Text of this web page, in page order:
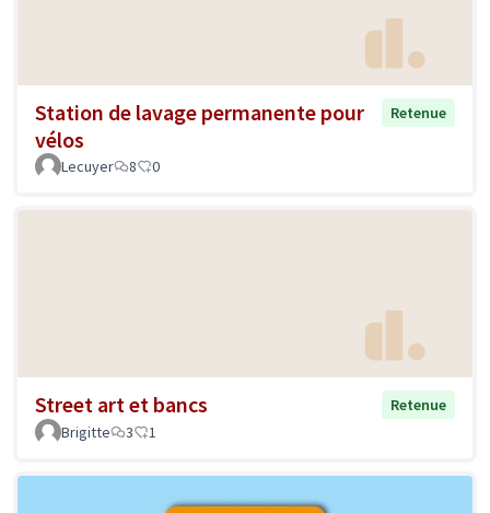
Station de lavage permanente pour
vélos
Retenue
Lecuyer 8 0
Street art et bancs
Retenue
Brigitte
3 1